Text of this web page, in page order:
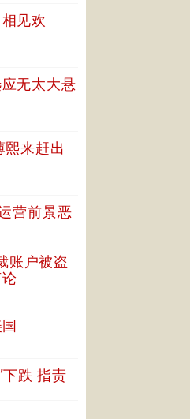
见欢
无太大悬
熙来赶出
营前景恶
账户被盗
跌 指责